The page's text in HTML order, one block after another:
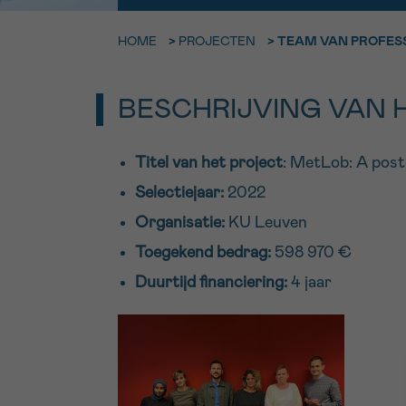
HOME > PROJECTEN > TEAM VAN
BESCHRIJVING VAN
Titel van het project: MetLob: A
Selectiejaar: 2022
Organisatie: KU Leuven
Toegekend bedrag: 598 970 €
Duurtijd financiering: 4 jaar
Bel ons
EMAIL
Ik aanvaard de